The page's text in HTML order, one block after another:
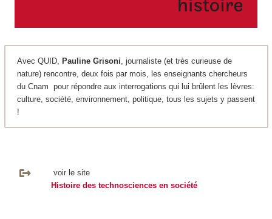
Avec QUID, Pauline Grisoni , journaliste (et très curieuse de
nature) rencontre, deux fois par mois, les enseignants chercheurs
du Cnam pour répondre aux interrogations qui lui brûlent les lèvres:
culture, société, environnement, politique, tous les sujets y passent
!
voir le site
Histoire des technosciences en société